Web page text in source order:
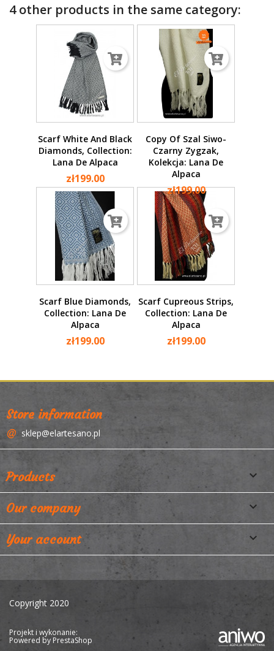
4 other products in the same category:
Scarf White And Black
Diamonds, Collection:
Lana De Alpaca
zł199.00
Copy Of Szal Siwo-
Czarny Zygzak,
Kolekcja: Lana De
Alpaca
zł199.00
Scarf Blue Diamonds,
Collection: Lana De
Alpaca
zł199.00
Scarf Cupreous Strips,
Collection: Lana De
Alpaca
zł199.00
Store information
sklep@elartesano.pl
Products 
Our company 
Your account 
Copyright 2020
Projekt i wykonanie:
Powered by PrestaShop